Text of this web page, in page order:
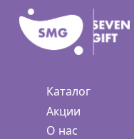
Каталог
Акции
О нас